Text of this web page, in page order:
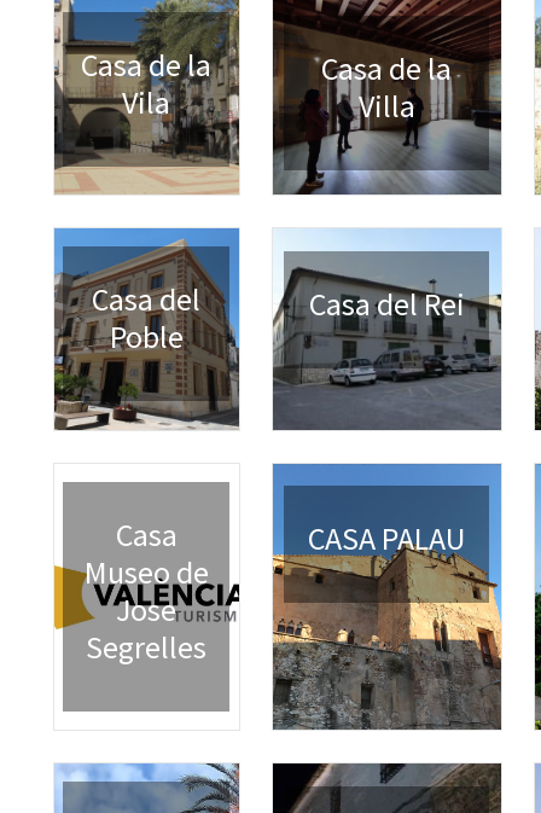
Casa de la
Vila
Casa de la
Villa
Casa del
Poble
Casa del Rei
Casa
Museo de
Jose
Segrelles
CASA PALAU